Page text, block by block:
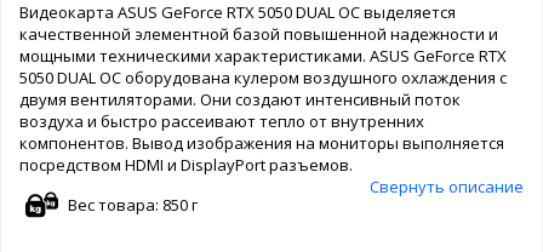
Видеокарта ASUS GeForce RTX 5050 DUAL OC выделяется
качественной элементной базой повышенной надежности и
мощными техническими характеристиками. ASUS GeForce RTX
5050 DUAL OC оборудована кулером воздушного охлаждения с
двумя вентиляторами. Они создают интенсивный поток
воздуха и быстро рассеивают тепло от внутренних
компонентов. Вывод изображения на мониторы выполняется
посредством HDMI и DisplayPort разъемов.
Свернуть описание
Вес товара: 850 г